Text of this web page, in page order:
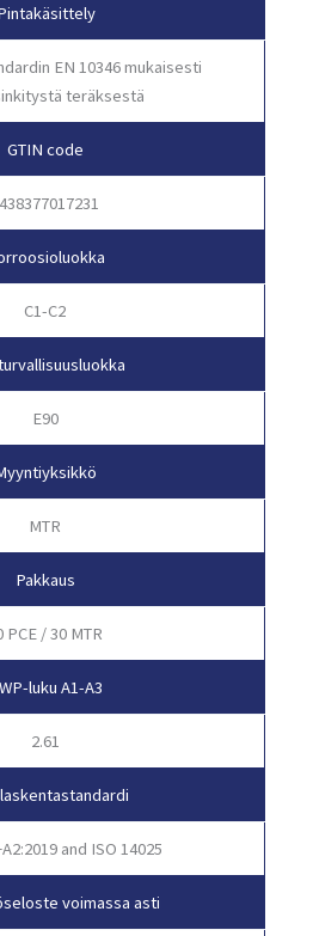
EN 10346 mukaisesti
teräksestä
GTIN code
C1-C2
E90
MTR
Pakkaus
PCE / 30 MTR
luku A1-A3
2.61
and ISO 14025
voimassa asti